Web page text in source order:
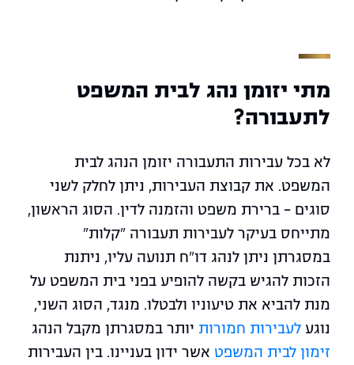
מתי יזומן נהג לבית המשפט
לתעבורה?
לא בכל עבירות התעבורה יזומן הנהג לבית
המשפט. את קבוצת העבירות, ניתן לחלק לשני
סוגים – ברירת משפט והזמנה לדין. הסוג הראשון,
מתייחס בעיקר לעבירות תעבורה "קלות"
במסגרתן ניתן לנהג דו"ח תנועה עליו, ניתנת
הזכות להגיש בקשה להופיע בפני בית המשפט על
מנת להביא את טיעוניו ולבטלו. מנגד, הסוג השני,
נוגע לעבירות חמורות יותר במסגרתן מקבל הנהג
זימון לבית המשפט אשר ידון בעניינו. בין העבירות